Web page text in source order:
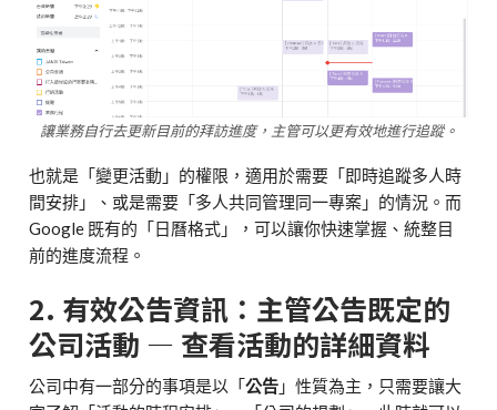
讓業務自行去更新目前的拜訪進度，主管可以更有效地進行追蹤。
也就是「變更活動」的權限，適用於需要「即時追蹤多人時
間安排」、或是需要「多人共同管理同一專案」的情況。而
Google 既有的「日曆格式」，可以讓你快速掌握、統整目
前的進度流程。
2. 有效公告資訊：主管公告既定的
公司活動 — 查看活動的詳細資料
公司中有一部分的事項是以「公告 」性質為主，只需要讓大